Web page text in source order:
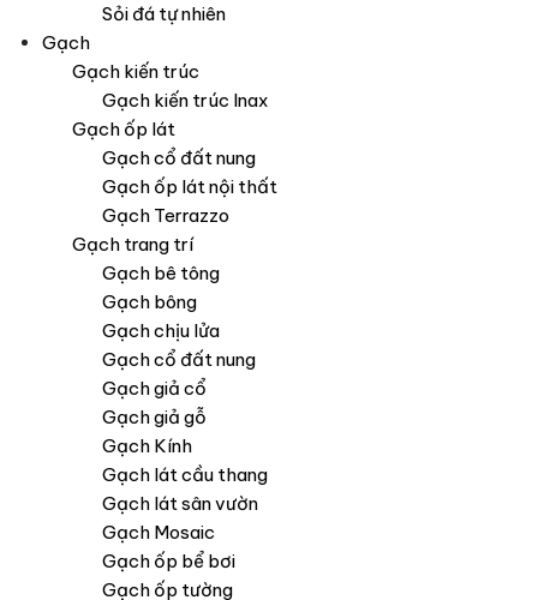
Sỏi đá tự nhiên
Gạch
Gạch kiến trúc
Gạch kiến trúc Inax
Gạch ốp lát
Gạch cổ đất nung
Gạch ốp lát nội thất
Gạch Terrazzo
Gạch trang trí
Gạch bê tông
Gạch bông
Gạch chịu lửa
Gạch cổ đất nung
Gạch giả cổ
Gạch giả gỗ
Gạch Kính
Gạch lát cầu thang
Gạch lát sân vườn
Gạch Mosaic
Gạch ốp bể bơi
Gạch ốp tường